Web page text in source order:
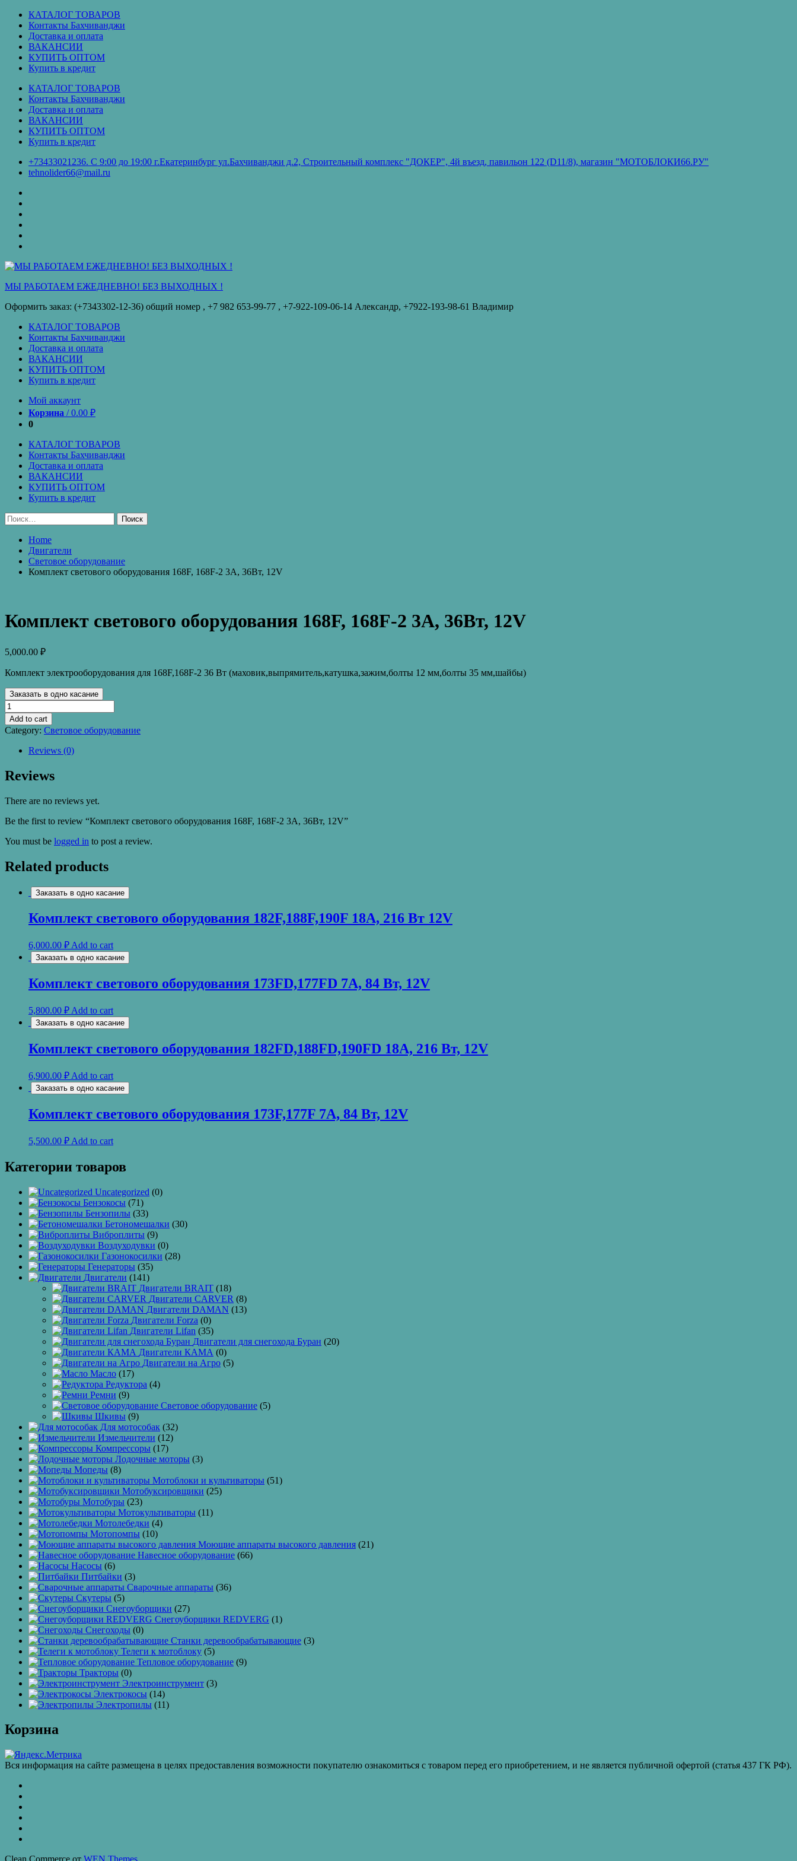
Перейти
содержимому
КАТАЛОГ ТОВАРОВ
Контакты Бахчиванджи
Доставка и оплата
ВАКАНСИИ
КУПИТЬ ОПТОМ
Купить в кредит
КАТАЛОГ ТОВАРОВ
Контакты Бахчиванджи
Доставка и оплата
ВАКАНСИИ
КУПИТЬ ОПТОМ
Купить в кредит
+73433021236. С 9:00 до 19:00 г.Екатеринбург ул.Бахчиванджи д.2, Строительный комплекс "ДОКЕР", 4й въезд, павильон 122 (D11/8), магазин "МОТОБЛОКИ66.РУ"
tehnolider66@mail.ru
кредит
МЫ РАБОТАЕМ ЕЖЕДНЕВНО! БЕЗ ВЫХОДНЫХ !
Оформить заказ: (+7343302-12-36) общий номер , ‪+7 982 653-99-77‬ , +7-922-109-06-14 Александр, +7922-193-98-61 Владимир
КАТАЛОГ ТОВАРОВ
Контакты Бахчиванджи
Доставка и оплата
ВАКАНСИИ
КУПИТЬ ОПТОМ
Купить в кредит
Мой аккаунт
Корзина /0.00 ₽
0
КАТАЛОГ ТОВАРОВ
Контакты Бахчиванджи
Доставка и оплата
ВАКАНСИИ
КУПИТЬ ОПТОМ
Купить в кредит
Найти:
Home
Двигатели
Световое оборудование
Комплект светового оборудования 168F, 168F-2 3А, 36Вт, 12V
Комплект светового оборудования 168F, 168F-2 3А, 36Вт, 12V
5,000.00 ₽
Комплект электрооборудования для 168F,168F-2 36 Вт (маховик,выпрямитель,катушка,зажим,болты 12 мм,болты 35 мм,шайбы)
Заказать в одно касание
Комплект
светового
оборудования
168F,
168F-
3А,
36Вт,
quantity
Add to cart
Category: Световое оборудование
Reviews (0)
Reviews
There are no reviews yet.
Be the first to review “Комплект светового оборудования 168F, 168F-2 3А, 36Вт, 12V”
You must be logged in to post a review.
Related products
Заказать в одно касание
Комплект светового оборудования 182F,188F,190F 18А, 216 Вт 12V
6,000.00 ₽ Add to cart
Заказать в одно касание
Комплект светового оборудования 173FD,177FD 7А, 84 Вт, 12V
5,800.00 ₽ Add to cart
Заказать в одно касание
Комплект светового оборудования 182FD,188FD,190FD 18А, 216 Вт, 12V
6,900.00 ₽ Add to cart
Заказать в одно касание
Комплект светового оборудования 173F,177F 7А, 84 Вт, 12V
5,500.00 ₽ Add to cart
Категории товаров
Uncategorized (0)
Бензокосы (71)
Бензопилы (33)
Бетономешалки (30)
Виброплиты (9)
Воздуходувки (0)
Газонокосилки (28)
Генераторы (35)
Двигатели (141)
Двигатели BRAIT (18)
Двигатели CARVER (8)
Двигатели DAMAN (13)
Двигатели Forza (0)
Двигатели Lifan (35)
Двигатели для снегохода Буран (20)
Двигатели КАМА (0)
Двигатели на Агро (5)
Масло (17)
Редуктора (4)
Ремни (9)
Световое оборудование (5)
Шкивы (9)
Для мотособак (32)
Измельчители (12)
Компрессоры (17)
Лодочные моторы (3)
Мопеды (8)
Мотоблоки и культиваторы (51)
Мотобуксировщики (25)
Мотобуры (23)
Мотокультиваторы (11)
Мотолебедки (4)
Мотопомпы (10)
Моющие аппараты высокого давления (21)
Навесное оборудование (66)
Насосы (6)
Питбайки (3)
Сварочные аппараты (36)
Скутеры (5)
Снегоуборщики (27)
Снегоуборщики REDVERG (1)
Снегоходы (0)
Станки деревообрабатывающие (3)
Телеги к мотоблоку (5)
Тепловое оборудование (9)
Тракторы (0)
Электроинструмент (3)
Электрокосы (14)
Электропилы (11)
Корзина
Вся информация на сайте размещена в целях предоставления возможности покупателю ознакомиться с товаром перед его приобретением, и не является публичной офертой (статья 437 ГК РФ).